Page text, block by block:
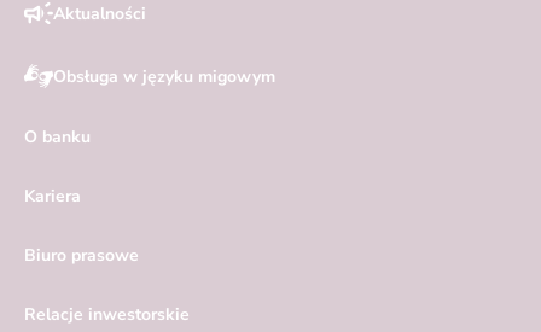
Aktualności
Obsługa w języku migowym
O banku
Kariera
Biuro prasowe
Relacje inwestorskie